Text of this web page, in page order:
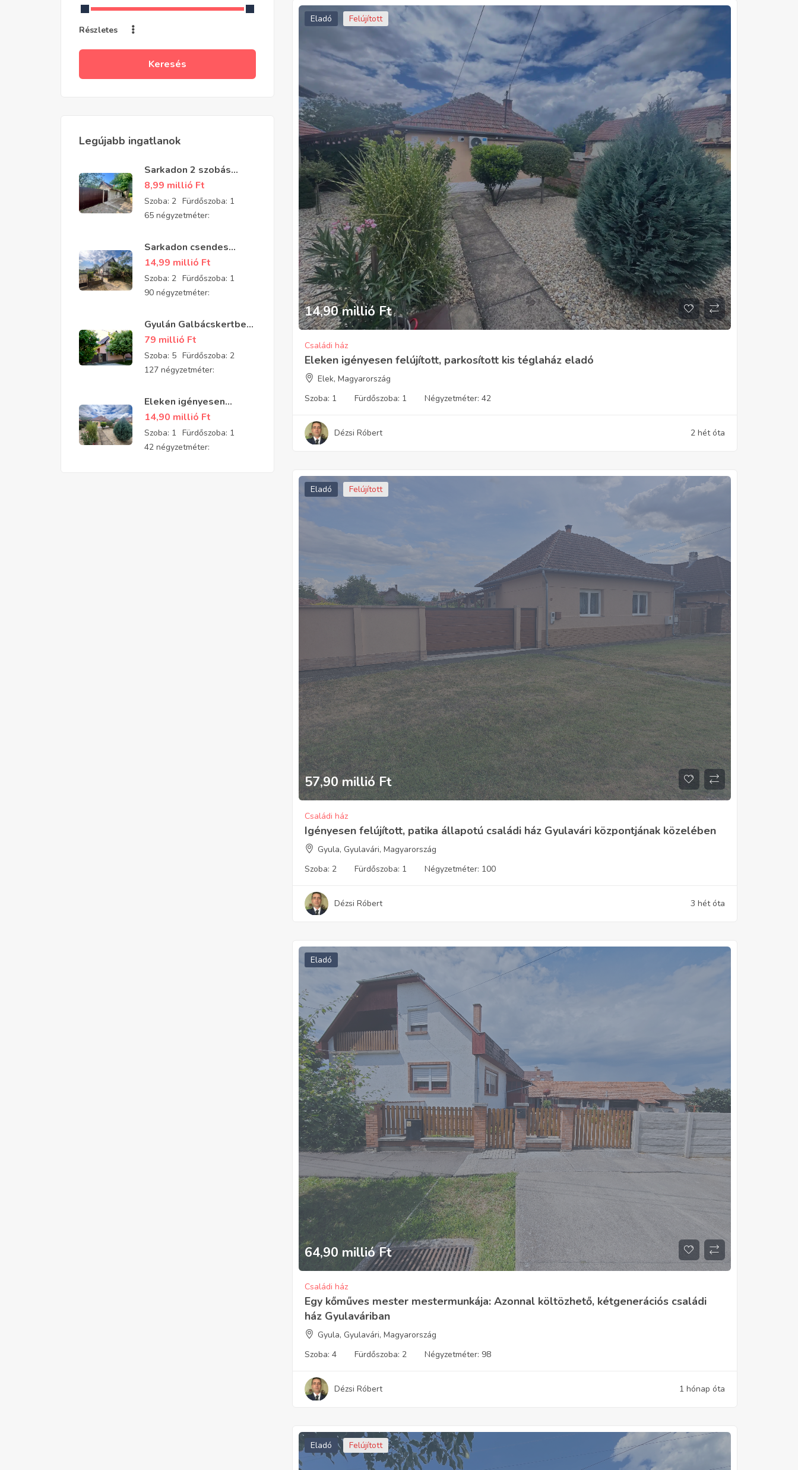
Részletes
Keresés
Legújabb ingatlanok
Sarkadon 2 szobás
részben felújított
családi ház eladó
8,99 millió Ft
Szoba: 2 Fürdőszoba: 1
65 négyzetméter:
Sarkadon csendes
aszfaltozott utcában 2
szobás, tégla építésű,
jó állapotú
padlásszobás ház eladó
14,99 millió Ft
Szoba: 2 Fürdőszoba: 1
90 négyzetméter:
Gyulán Galbácskertben
2008-ban épült kiváló
állapotú padlásszobás
ház eladó 5 szobával és
2 fürdővel
79 millió Ft
Szoba: 5 Fürdőszoba: 2
127 négyzetméter:
Eleken igényesen
felújított, parkosított
kis téglaház eladó
14,90 millió Ft
Szoba: 1 Fürdőszoba: 1
42 négyzetméter:
Eladó Felújított
14,90 millió Ft
Családi ház
Eleken igényesen felújított, parkosított kis téglaház eladó
Elek, Magyarország
Szoba: 1 Fürdőszoba: 1 Négyzetméter: 42
Dézsi Róbert 2 hét óta
Eladó Felújított
57,90 millió Ft
Családi ház
Igényesen felújított, patika állapotú családi ház Gyulavári központjának közelében
Gyula, Gyulavári, Magyarország
Szoba: 2 Fürdőszoba: 1 Négyzetméter: 100
Dézsi Róbert 3 hét óta
Eladó
64,90 millió Ft
Családi ház
Egy kőműves mester mestermunkája: Azonnal költözhető, kétgenerációs családi
ház Gyulaváriban
Gyula, Gyulavári, Magyarország
Szoba: 4 Fürdőszoba: 2 Négyzetméter: 98
Dézsi Róbert 1 hónap óta
Eladó Felújított